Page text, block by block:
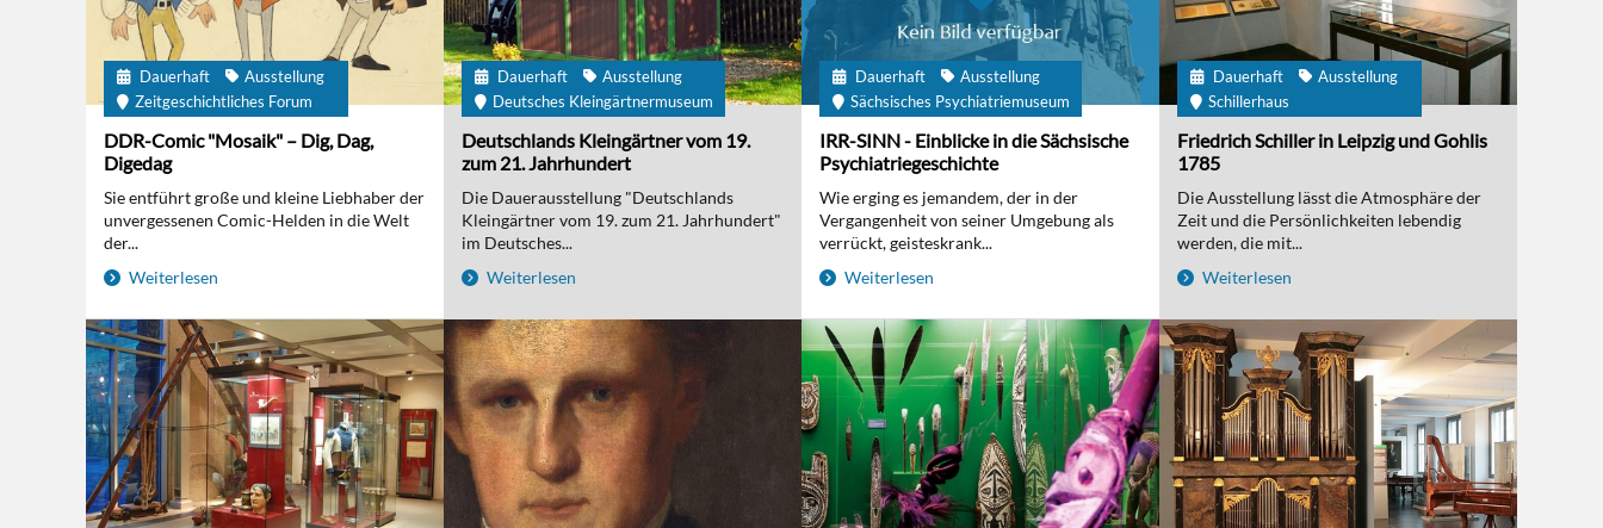
Dauerhaft
Ausstellung
Zeitgeschichtliches Forum
DDR-Comic "Mosaik" – Dig, Dag,
Digedag
Sie entführt große und kleine Liebhaber der
unvergessenen Comic-Helden in die Welt
der...
Weiterlesen
Dauerhaft
Ausstellung
Deutsches Kleingärtnermuseum
Deutschlands Kleingärtner vom 19.
zum 21. Jahrhundert
Die Dauerausstellung "Deutschlands
Kleingärtner vom 19. zum 21. Jahrhundert"
im Deutsches...
Weiterlesen
Dauerhaft
Ausstellung
Sächsisches Psychiatriemuseum
IRR-SINN - Einblicke in die Sächsische
Psychiatriegeschichte
Wie erging es jemandem, der in der
Vergangenheit von seiner Umgebung als
verrückt, geisteskrank...
Weiterlesen
Dauerhaft
Ausstellung
Schillerhaus
Friedrich Schiller in Leipzig und Gohlis
1785
Die Ausstellung lässt die Atmosphäre der
Zeit und die Persönlichkeiten lebendig
werden, die mit...
Weiterlesen